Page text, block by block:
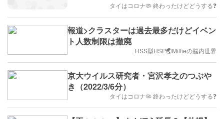
タイはコロナ🦠 終わったけどどうする❓
報道>クラスターは過去最多だけどイベン
ト人数制限は撤廃
HSS型HSP🌏Millieの脳内世界
京大ウイルス研究者・宮沢孝之のつぶや
き（2022/3/6分）
タイはコロナ🦠 終わったけどどうする❓